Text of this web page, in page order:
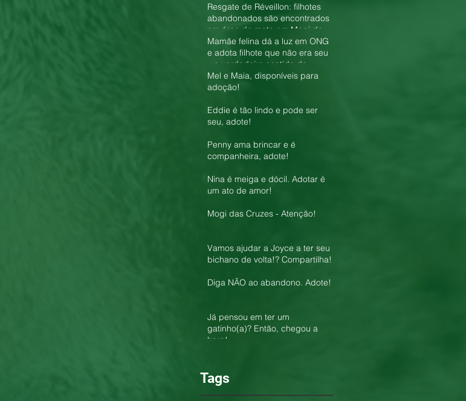
Resgate de Réveillon: filhotes
abandonados são encontrados
em área de mata em Mogi das
Cruzes
Mamãe felina dá a luz em ONG
e adota filhote que não era seu
– o verdadeiro sentido do
amor!
Mel e Maia, disponíveis para
adoção!
Eddie é tão lindo e pode ser
seu, adote!
Penny ama brincar e é
companheira, adote!
Nina é meiga e dócil. Adotar é
um ato de amor!
Mogi das Cruzes - Atenção!
Vamos ajudar a Joyce a ter seu
bichano de volta!? Compartilha!
Diga NÃO ao abandono. Adote!
Já pensou em ter um
gatinho(a)? Então, chegou a
hora!
Tags